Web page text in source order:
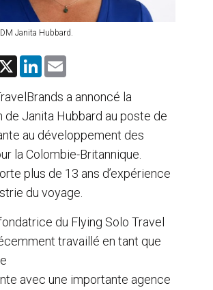
Janita Hubbard.
X
L
k
e
d
n
i
l
a annoncé la
de Janita Hubbard au poste de
au développement des
la Colombie-Britannique.
plus de 13 ans d’expérience
du voyage.
du Flying Solo Travel
travaillé en tant que
avec une importante agence